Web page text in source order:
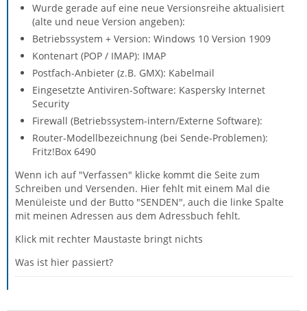
Wurde gerade auf eine neue Versionsreihe aktualisiert
(alte und neue Version angeben):
Betriebssystem + Version: Windows 10 Version 1909
Kontenart (POP / IMAP): IMAP
Postfach-Anbieter (z.B. GMX): Kabelmail
Eingesetzte Antiviren-Software: Kaspersky Internet
Security
Firewall (Betriebssystem-intern/Externe Software):
Router-Modellbezeichnung (bei Sende-Problemen):
Fritz!Box 6490
Wenn ich auf "Verfassen" klicke kommt die Seite zum
Schreiben und Versenden. Hier fehlt mit einem Mal die
Menüleiste und der Butto "SENDEN", auch die linke Spalte
mit meinen Adressen aus dem Adressbuch fehlt.
Klick mit rechter Maustaste bringt nichts
Was ist hier passiert?